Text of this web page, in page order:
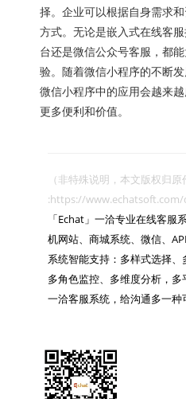
择。企业可以根据自身需求
方式。无论是嵌入式在线客
台还是微信公众号客服，都
验。随着微信小程序的不断
微信小程序中的应用会越来
更多便利和价值。
（非特殊说明，本文版权归
:https://www.echatsoft.com/
「Echat」一洽专业在线客服
机网站、商城系统、微信、
系统智能支持：多样式选择、
多角色监控、多维度分析，多
一洽客服系统，给沟通多一种